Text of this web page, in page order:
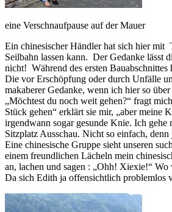
eine Verschnaufpause auf der Mauer
Ein chinesischer Händler hat sich hier mit
Seilbahn lassen kann. Der Gedanke lässt
nicht! Während des ersten
Die vor Erschöpfung oder durch Unfälle
makaberer Gedanke, wenn ich hier so
„Möchtest du noch weit gehen?“ fragt
Stück gehen“ erklärt sie mir, „aber meine
irgendwann sogar gesunde Knie. Ich
Sitzplatz Ausschau. Nicht so einfach,
Eine chinesische Gruppe sieht unseren
einem freundlichen Lächeln mein
an, lachen und sagen : „Ohh! Xiexie!“
Da sich Edith ja offensichtlich problemlos